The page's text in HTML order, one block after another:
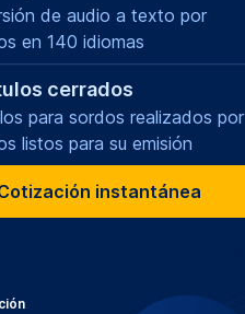
de mercado (29)
(5)
(64)
(21)
de audio a texto por
en 140 idiomas
cerrados
para sordos realizados por
listos para su emisión
instantánea